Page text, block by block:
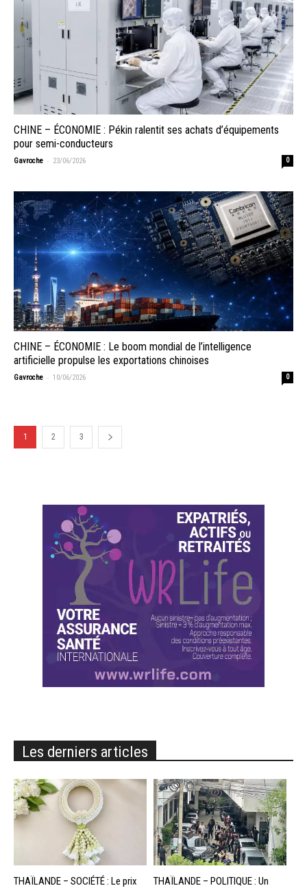
CHINE – ÉCONOMIE : Pékin ralentit ses achats d’équipements
pour semi-conducteurs
Gavroche - 23/06/2026 0
CHINE – ÉCONOMIE : Le boom mondial de l’intelligence
artificielle propulse les exportations chinoises
Gavroche - 10/06/2026 0
1 2 3
Les derniers articles
THAÏLANDE – SOCIÉTÉ : Le prix
THAÏLANDE – POLITIQUE : Un